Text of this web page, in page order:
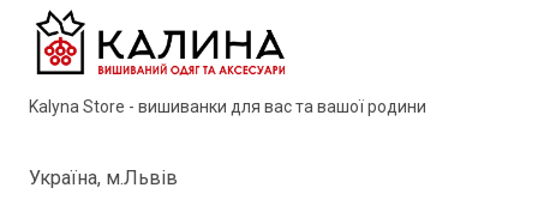
Kalyna Store - вишиванки для вас та вашої родини
Україна, м.Львів